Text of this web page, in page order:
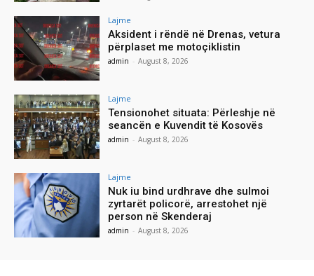
Lajme
Aksident i rëndë në Drenas, vetura
përplaset me motoçiklistin
admin - August 8, 2026
Lajme
Tensionohet situata: Përleshje në
seancën e Kuvendit të Kosovës
admin - August 8, 2026
Lajme
Nuk iu bind urdhrave dhe sulmoi
zyrtarët policorë, arrestohet një
person në Skenderaj
admin - August 8, 2026